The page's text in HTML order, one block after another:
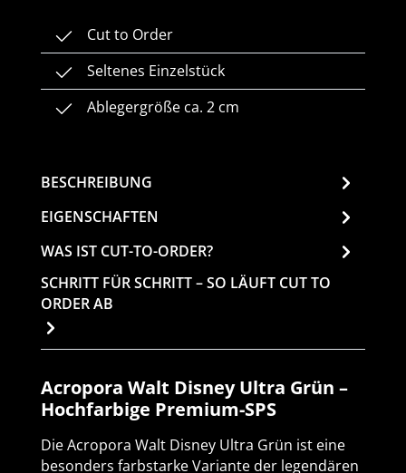
Cut to Order
Seltenes Einzelstück
Ablegergröße ca. 2 cm
BESCHREIBUNG
EIGENSCHAFTEN
WAS IST CUT-TO-ORDER?
SCHRITT FÜR SCHRITT – SO LÄUFT CUT TO
ORDER AB
Acropora Walt Disney Ultra Grün –
Hochfarbige Premium-SPS
Die Acropora Walt Disney Ultra Grün ist eine
besonders farbstarke Variante der legendären